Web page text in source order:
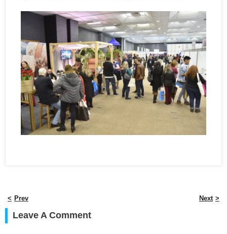
Prev Next
Leave A Comment